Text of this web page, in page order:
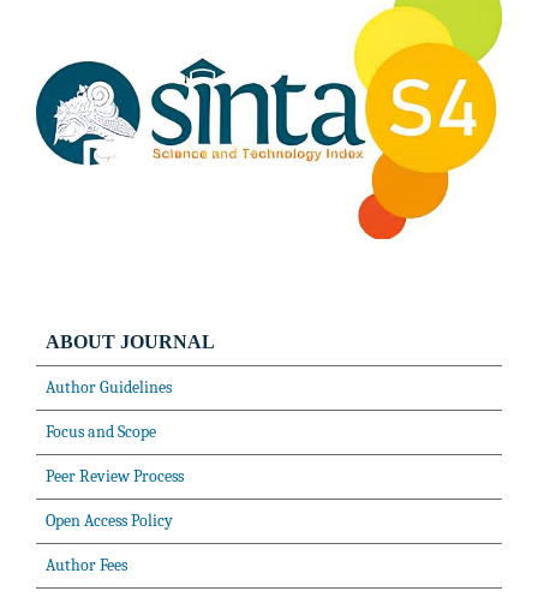
ABOUT JOURNAL
Author Guidelines
Focus and Scope
Peer Review Process
Open Access Policy
Author Fees